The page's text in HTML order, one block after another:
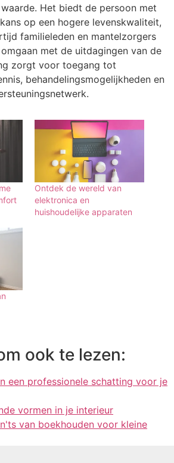
Het biedt de persoon met
op een hogere levenskwaliteit,
familieleden en mantelzorgers
met de uitdagingen van de
zorgt voor toegang tot
behandelingsmogelijkheden en
Ontdek de wereld van
elektronica en
huishoudelijke apparaten
ook te lezen:
een professionele schatting voor je
vormen in je interieur
van boekhouden voor kleine